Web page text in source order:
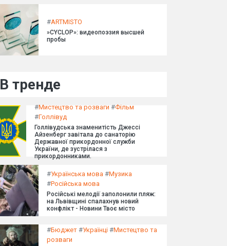
#ARTMISTO
»CYCLOP»: видеопоэзия высшей
пробы
В тренде
#Мистецтво та розваги #Фільм
#Голлівуд
Голлівудська знаменитість Джессі
Айзенберг завітала до санаторію
Державної прикордонної служби
України, де зустрілася з
прикордонниками.
#Українська мова #Музика
#Російська мова
Російські мелодії заполонили пляж:
на Львівщині спалахнув новий
конфлікт - Новини Твоє місто
#Бюджет #Українці #Мистецтво та
розваги